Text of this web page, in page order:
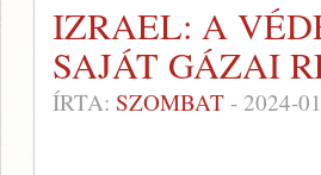
IZRAEL: A
SAJÁT GÁZAI
ÍRTA: SZOMBAT - 2024-